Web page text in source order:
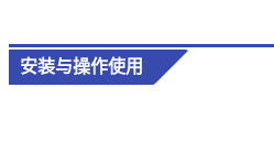
安装与操作使用